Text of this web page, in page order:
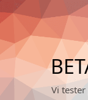
Skip
to
content
Vi